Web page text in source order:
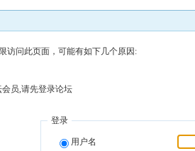
访问此页面，可能有如下几个原因:
员,请先登录论坛
登录
用户名